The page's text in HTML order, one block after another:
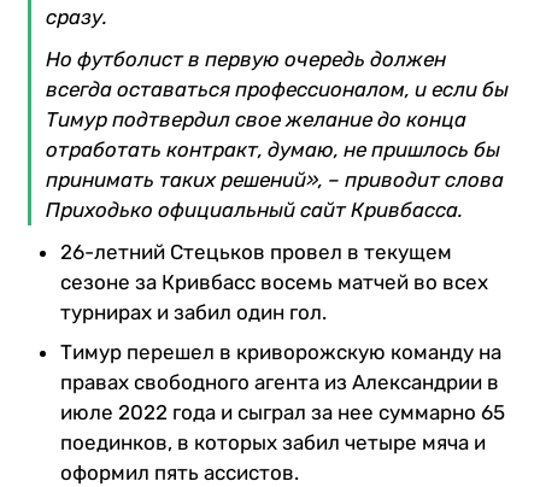
сразу.
Но футболист в первую очередь должен
всегда оставаться профессионалом, и если бы
Тимур подтвердил свое желание до конца
отработать контракт, думаю, не пришлось бы
принимать таких решений», – приводит слова
Приходько официальный сайт Кривбасса.
26-летний Стецьков провел в текущем
сезоне за Кривбасс восемь матчей во всех
турнирах и забил один гол.
Тимур перешел в криворожскую команду на
правах свободного агента из Александрии в
июле 2022 года и сыграл за нее суммарно 65
поединков, в которых забил четыре мяча и
оформил пять ассистов.